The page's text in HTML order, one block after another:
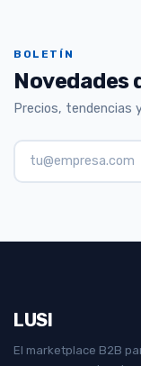
BOLETÍN
Novedades
Precios, tendencias
LUSI
El marketplace B2B